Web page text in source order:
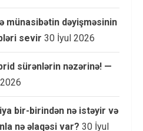
münasibətin dəyişməsinin
sevir 30 İyul 2026
sürənlərin nəzərinə! —
bir-birindən nə istəyir və
nə əlaqəsi var? 30 İyul